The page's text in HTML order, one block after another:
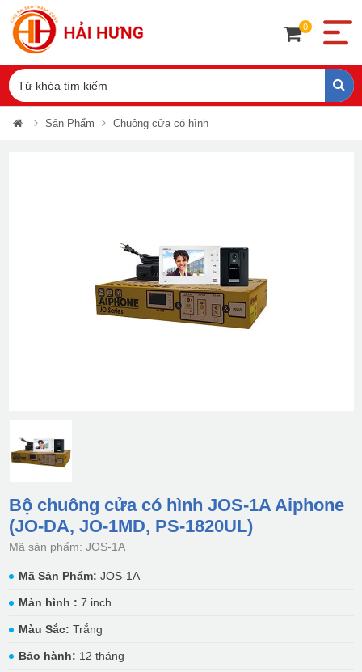
0
Sản Phẩm Chuông cửa có hình
Bộ chuông cửa có hình JOS-1A Aiphone
(JO-DA, JO-1MD, PS-1820UL)
Mã sản phẩm: JOS-1A
Mã Sản Phẩm: JOS-1A
Màn hình : 7 inch
Màu Sắc: Trắng
Bảo hành: 12 tháng